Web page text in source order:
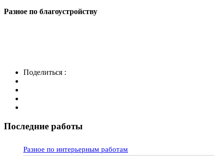
Разное по благоустройству
Поделиться :
Последние работы
Разное по интерьерным работам